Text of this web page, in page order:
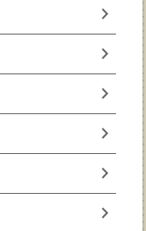
chevron_right
chevron_right
chevron_right
chevron_right
chevron_right
chevron_right